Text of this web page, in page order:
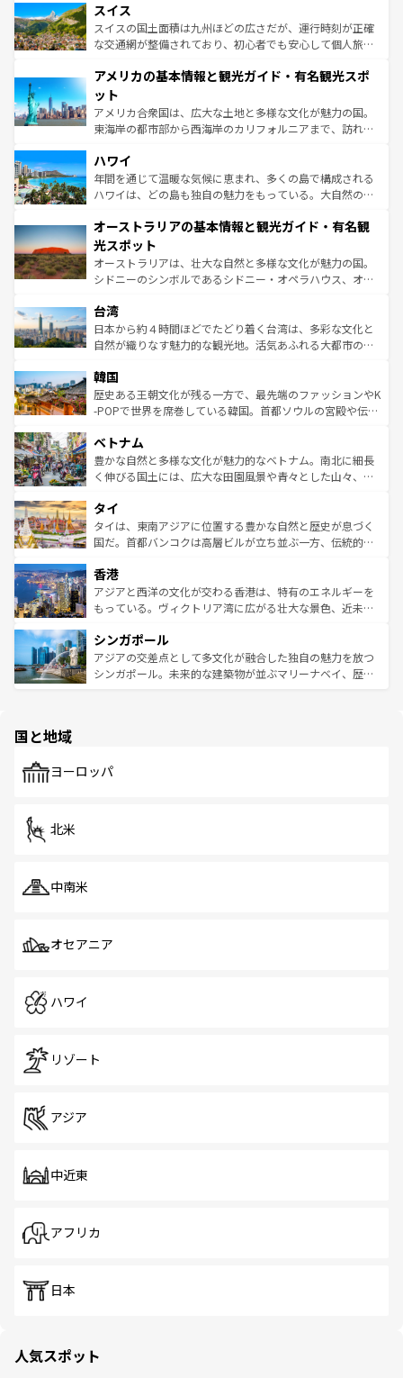
を参照してほしい。
は、お酒好きな人にはぜひ体験してほしい。 なお、新着の
ドイツ情報はコンテンツ一覧を参照してほしい。
リアごとに異なる魅力がある。また、優雅なアフタヌーン
ティー、ビール好きにはたまらない英国パブ、サッカー観
戦など、本場だからこそできる体験も豊富。イギリスを旅
ンツ一覧を参照してほしい。
スイス
スイスの国土面積は九州ほどの広さだが、運行時刻が正確
な交通網が整備されており、初心者でも安心して個人旅行
の建物がそのまま残る町や、スイスならではのユニークな
博物館もあり、アルプス観光だけでなく町歩きも満喫する
ことができる。国民の所得が高いため物価も高いが、旅行
者向けの交通パス提供のサービスもあり、うまく活用すれ
着のスイス情報は
アメリカの基本情報と観光ガイド・有名観光スポ
ット
アメリカ合衆国は、広大な土地と多様な文化が魅力の国。
東海岸の都市部から西海岸のカリフォルニアまで、訪れる
のような巨大都市は、観光、ショッピング、エンターテイ
ンメントが詰まった刺激的なスポットだ。一方、アメリカ
西部には大自然が広がり、グランドキャニオンやイエロー
部のニューオーリンズでは、音楽と美食が融合した独特の
文化が魅力。旅行者はアメリカの各地域で異なる魅力を楽
しみながら、その多様性と豊かな歴史を感じることができ
るだろう。車でのロードトリップや列車の旅も、アメリカ
情報は
ハワイ
年間を通じて温暖な気候に恵まれ、多くの島で構成される
ハワイは、どの島も独自の魅力をもっている。大自然の神
ワイ島は見逃せない。また、定番の観光地といえばオアフ
島だが、静かな自然を求めるならマウイ島やカウアイ島が
おすすめ。エメラルドグリーンに輝く海をはじめ、豊かな
文化や歴史が息づいている。「アロハスピリット」と呼ば
人々、おいしいローカルフードやハワイアンミュージッ
ク、伝統的なフラダンスなど、すべてがハワイの魅力を彩
っている。訪れるたびに新しい発見と感動が待っているハ
はコンテンツ一覧
オーストラリアの基本情報と観光ガイド・有名観
光スポット
オーストラリアは、壮大な自然と多様な文化が魅力の国。
シドニーのシンボルであるシドニー・オペラハウス、オー
リアリーフや大陸中央部にそびえるウルル（エアーズロッ
ク）、タスマニアの美しい原生林やケアンズの熱帯雨林な
ど、見どころがたくさん。また、カフェやワイン、オージ
いる。アクティビティも充実しており、サーフィンやダイ
ビング、ハイキングなど、アウトドア好きにはたまらな
い。オーストラリアの多彩な魅力を存分に味わいつくそ
参照してほしい。
台湾
日本から約４時間ほどでたどり着く台湾は、多彩な文化と
自然が織りなす魅力的な観光地。活気あふれる大都市の台
ン）、静ひつな山岳地帯である台湾東部など、都市の喧騒
と山間の静けさが共存しており、訪れる人に新しい発見と
驚きをもたらしてくれる。また、奥深い台湾の食文化も魅
容にもいいと評判のスイーツなど、バラエティ豊かな料理
が味わえる。 なお、新着の台湾情報は コンテンツ一覧を参
照してほしい。
韓国
歴史ある王朝文化が残る一方で、最先端のファッションやK
-POPで世界を席巻している韓国。首都ソウルの宮殿や伝統
き、地方に足を延ばせば四季折々の自然美を楽しむことが
できる。そして、キムチや焼肉、絶品のストリートフード
まで、さまざまな韓国料理が待っている。夜には、韓国な
リティに包まれながら、韓国の多彩な魅力を心ゆくまで味
わってみてほしい。 なお、新着の韓国情報はコンテンツ一
覧を参照してほしい。
ベトナム
豊かな自然と多様な文化が魅力的なベトナム。南北に細長
く伸びる国土には、広大な田園風景や青々とした山々、世
急速な発展と共に伝統が息づく。ハノイの古い町並みやホ
ーチミン市のフランス統治時代の建物も、独特の雰囲気を
醸し出している。また、バラエティの豊かさとおいしさで
とつ。フォーやバインミー、ベトナムコーヒーなどは、ぜ
ひ現地で味わいたい。どの地域を訪れてもあたたかい人々
が旅行者を迎えてくれるので、きっと忘れられない旅にな
参照してほしい。
タイ
タイは、東南アジアに位置する豊かな自然と歴史が息づく
国だ。首都バンコクは高層ビルが立ち並ぶ一方、伝統的な
の活気が交差している。北部ではチェンマイなどの山岳地
帯で自然と触れ合い、南部ではプーケットやクラビの美し
いビーチでリゾート気分を楽しむことができる。タイ料理
激する。気候は一年中温暖で、どの季節にも異なる楽しみ
が待っている。親しみやすいタイの人々、仏教を中心とし
た文化、そして多様な観光資源が、訪れる旅人を魅了し続
香港
アジアと西洋の文化が交わる香港は、特有のエネルギーを
もっている。ヴィクトリア湾に広がる壮大な景色、近未来
み、どこを訪れても感動するはず。観光スポットが密集し
ており、効率よく見どころを回れるのも魅力。息をのむよ
うな絶景から文化的な体験まで、香港を存分に楽しみ尽く
シンガポール
アジアの交差点として多文化が融合した独自の魅力を放つ
シンガポール。未来的な建築物が並ぶマリーナベイ、歴史
で、ホーカーズは地元の風情を楽しめる外せないスポット
国と地域
ヨーロッパ
北米
中南米
オセアニア
ハワイ
リゾート
アジア
中近東
アフリカ
日本
人気スポット